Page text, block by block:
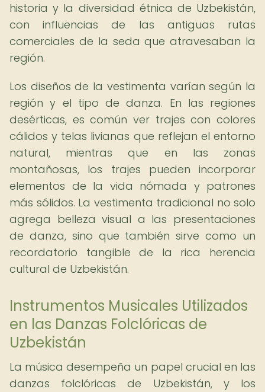
historia y la diversidad étnica de Uzbekistán,
con influencias de las antiguas rutas
comerciales de la seda que atravesaban la
región.
Los diseños de la vestimenta varían según la
región y el tipo de danza. En las regiones
desérticas, es común ver trajes con colores
cálidos y telas livianas que reflejan el entorno
natural, mientras que en las zonas
montañosas, los trajes pueden incorporar
elementos de la vida nómada y patrones
más sólidos. La vestimenta tradicional no solo
agrega belleza visual a las presentaciones
de danza, sino que también sirve como un
recordatorio tangible de la rica herencia
cultural de Uzbekistán.
Instrumentos Musicales Utilizados
en las Danzas Folclóricas de
Uzbekistán
La música desempeña un papel crucial en las
danzas folclóricas de Uzbekistán, y los